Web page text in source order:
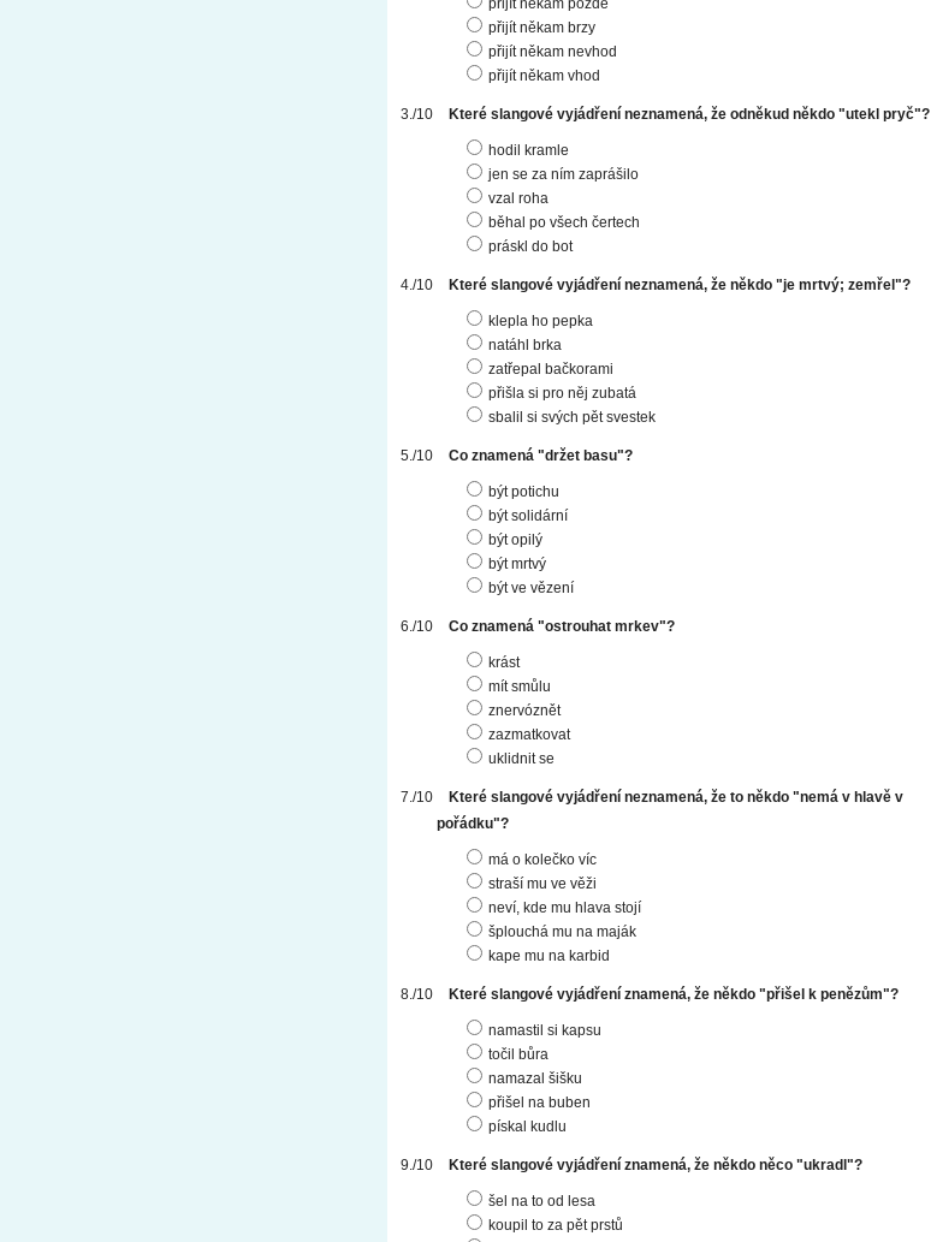
přijít někam pozdě
přijít někam brzy
přijít někam nevhod
přijít někam vhod
Které slangové vyjádření neznamená, že odněkud někdo "utekl pryč"?
hodil kramle
jen se za ním zaprášilo
vzal roha
běhal po všech čertech
práskl do bot
Které slangové vyjádření neznamená, že někdo "je mrtvý; zemřel"?
klepla ho pepka
natáhl brka
zatřepal bačkorami
přišla si pro něj zubatá
sbalil si svých pět svestek
Co znamená "držet basu"?
být potichu
být solidární
být opilý
být mrtvý
být ve vězení
Co znamená "ostrouhat mrkev"?
krást
mít smůlu
znervóznět
zazmatkovat
uklidnit se
Které slangové vyjádření neznamená, že to někdo "nemá v hlavě v
pořádku"?
má o kolečko víc
straší mu ve věži
neví, kde mu hlava stojí
šplouchá mu na maják
kape mu na karbid
Které slangové vyjádření znamená, že někdo "přišel k penězům"?
namastil si kapsu
točil bůra
namazal šišku
přišel na buben
pískal kudlu
Které slangové vyjádření znamená, že někdo něco "ukradl"?
šel na to od lesa
koupil to za pět prstů